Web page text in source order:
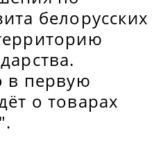
белорусских
в первую
о товарах